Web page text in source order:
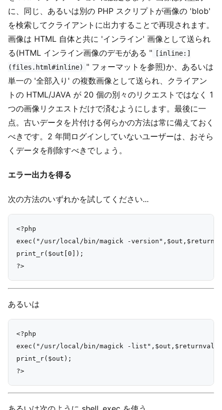
に、同じ、あるいは別の PHP スクリプトが画像の 'blob'
を検索してクライアントに出力することで再現されます。
画像は HTML 自体と共に 'インライン' 画像として送られ
る(HTML インライン画像のデモがある "
[inline:]
(files.html#inline) " フォーマットを参照)か、あるいは
単一の '全部入り' の複数画像として送られ、クライアン
トの HTML/JAVA が 20 個の別々のリクエストではなく 1
つの画像リクエストだけで済むようにします。最後に一
点。古いデータを片付ける何らかの方法は常に備えておく
べきです。2 年間ログインしていないユーザーは、おそら
くデータを削除すべきでしょう。
エラー出力を得る
次の方法のいずれかを試してください...
<?php
exec("/usr/local/bin/magick -
print_r($out[0]);
あるいは
<?php
exec("/usr/local/bin/magick -list",$out,$returnval);
print_r($out);